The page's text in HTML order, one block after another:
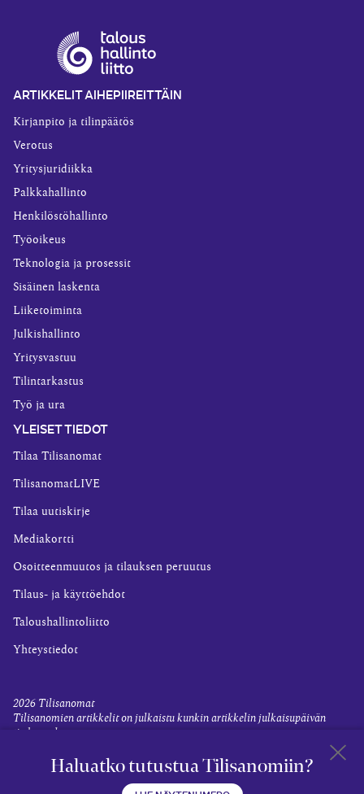
ARTIKKELIT AIHEPIIREITTÄIN
Kirjanpito ja tilinpäätös
Verotus
Yritysjuridiikka
Palkkahallinto
Henkilöstöhallinto
Työoikeus
Teknologia ja prosessit
Sisäinen laskenta
Liiketoiminta
Julkishallinto
Yritysvastuu
Tilintarkastus
Työ ja ura
YLEISET TIEDOT
Tilaa Tilisanomat
TilisanomatLIVE
Tilaa uutiskirje
Mediakortti
Osoitteenmuutos ja tilauksen peruutus
Tilaus- ja käyttöehdot
Taloushallintoliitto
Yhteystiedot
2026 Tilisanomat
Tilisanomien artikkelit on julkaistu kunkin artikkelin julkaisupäivän
tiedon valossa.
EvästevalinnatHaluatko tutustua Tilisanomiin?